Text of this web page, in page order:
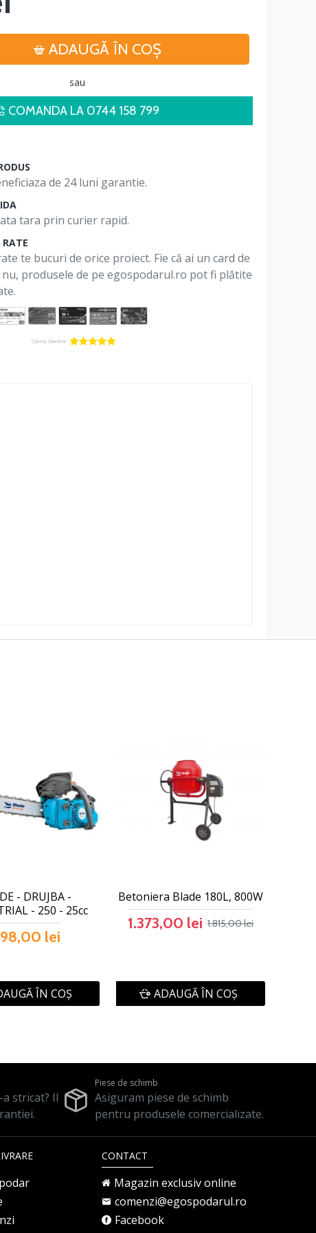
ADAUGĂ ÎN COŞ
sau
COMANDA LA 0744 158 799
de 24 luni garantie.
tara prin curier rapid.
te bucuri de orice proiect. Fie că ai un card de
nu, produsele de pe egospodarul.ro pot fi plătite
- DRUJBA -
- 250 - 25cc
lei
ÎN COŞ
Betoniera Blade 180L, 800W
1.373,00 lei 1.815,00 lei
ADAUGĂ ÎN COŞ
stricat? Il
Piese de schimb
Asiguram piese de schimb
pentru produsele comercializate.
CONTACT
Magazin exclusiv online
comenzi@egospodarul.ro
Facebook